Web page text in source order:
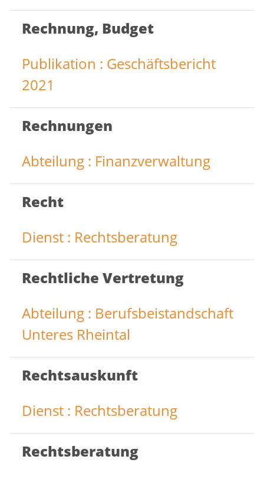
Rechnung, Budget
Publikation : Geschäftsbericht
2021
Rechnungen
Abteilung : Finanzverwaltung
Recht
Dienst : Rechtsberatung
Rechtliche Vertretung
Abteilung : Berufsbeistandschaft
Unteres Rheintal
Rechtsauskunft
Dienst : Rechtsberatung
Rechtsberatung